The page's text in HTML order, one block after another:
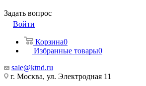
Задать вопрос
Войти
Корзина0
Избранные товары0
sale@ktnd.ru
г. Москва, ул. Электродная 11